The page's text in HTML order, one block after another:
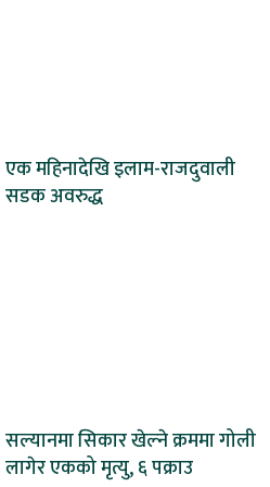
एक महिनादेखि इलाम-राजदुवाली
सडक अवरुद्ध
सल्यानमा सिकार खेल्ने क्रममा गोली
लागेर एकको मृत्यु, ६ पक्राउ